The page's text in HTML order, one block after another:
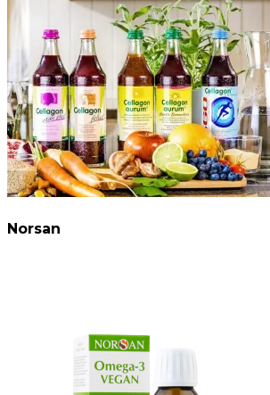
Norsan